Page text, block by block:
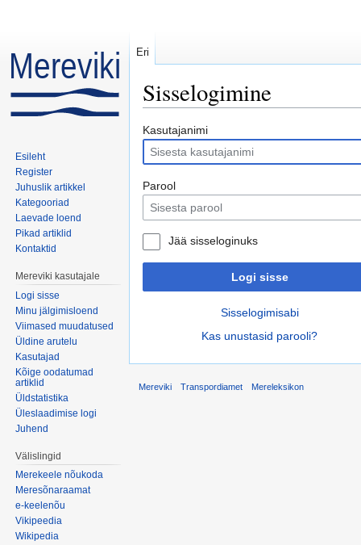
Sisselogimine
Kasutajanimi
Parool
Jää sisseloginuks
Logi sisse
Sisselogimisabi
Kas unustasid parooli?
Eri
Esileht
Register
Juhuslik artikkel
Kategooriad
Laevade loend
Pikad artiklid
Kontaktid
Mereviki kasutajale
Logi sisse
Minu jälgimisloend
Viimased muudatused
Üldine arutelu
Kasutajad
Kõige oodatumad
artiklid
Üldstatistika
Üleslaadimise logi
Juhend
Välislingid
Merekeele nõukoda
Meresõnaraamat
e-keelenõu
Vikipeedia
Wikipedia
Mereviki Transpordiamet Mereleksikon